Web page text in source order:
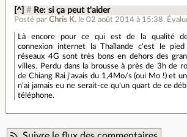
[^] # Re: si ça peut t'aider
Posté parChris K. le 02 août 2014 à 15:38.
Là encore pour ce qui est de la qualité
connexion internet la Thaïlande c'est le pied
réseaux 4G sont très bons en dehors des
villes. Perdu dans la brousse à près de 3h de
de Chiang Rai j'avais du 1,4Mo/s (oui Mo !) et
n'ai jamais eu ne serait-ce qu'un quart de ce
téléphone.